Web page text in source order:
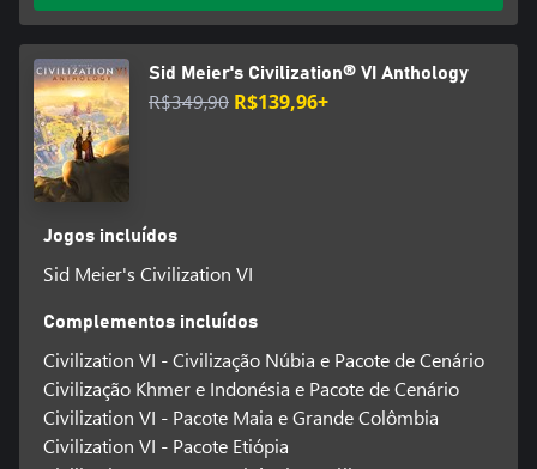
Sid Meier's Civilization® VI Anthology
R$349,90 R$139,96+
Jogos incluídos
Sid Meier's Civilization VI
Complementos incluídos
Civilization VI - Civilização Núbia e Pacote de Cenário
Civilização Khmer e Indonésia e Pacote de Cenário
Civilization VI - Pacote Maia e Grande Colômbia
Civilization VI - Pacote Etiópia